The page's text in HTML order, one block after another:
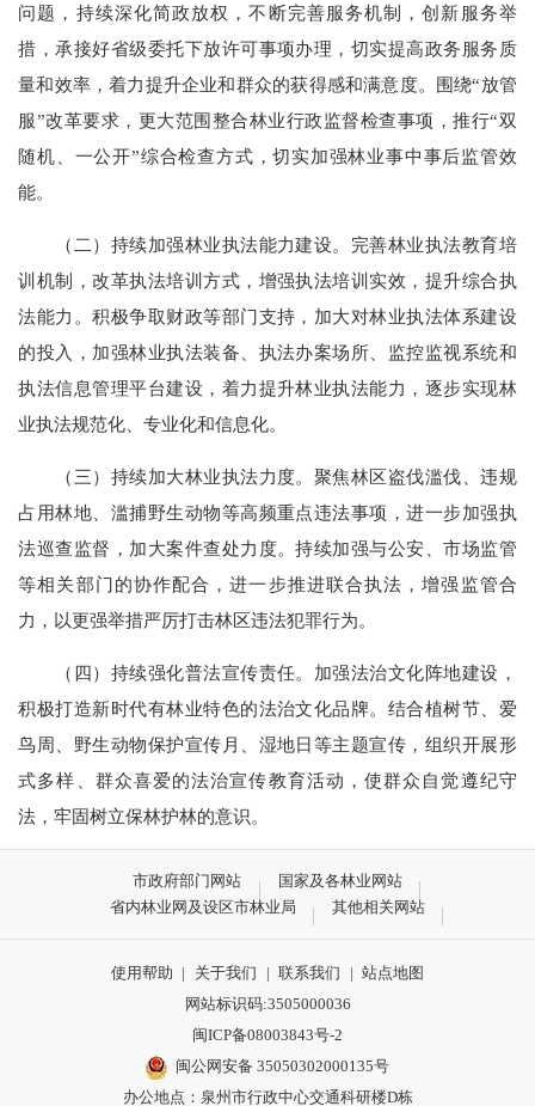
问题，持续深化简政放权，不断完善服务机制，创新服务举
措，承接好省级委托下放许可事项办理，切实提高政务服务质
量和效率，着力提升企业和群众的获得感和满意度。围绕“放管
服”改革要求，更大范围整合林业行政监督检查事项，推行“双
随机、一公开”综合检查方式，切实加强林业事中事后监管效
能。
（二）持续加强林业执法能力建设。完善林业执法教育培
训机制，改革执法培训方式，增强执法培训实效，提升综合执
法能力。积极争取财政等部门支持，加大对林业执法体系建设
的投入，加强林业执法装备、执法办案场所、监控监视系统和
执法信息管理平台建设，着力提升林业执法能力，逐步实现林
业执法规范化、专业化和信息化。
（三）持续加大林业执法力度。聚焦林区盗伐滥伐、违规
占用林地、滥捕野生动物等高频重点违法事项，进一步加强执
法巡查监督，加大案件查处力度。持续加强与公安、市场监管
等相关部门的协作配合，进一步推进联合执法，增强监管合
力，以更强举措严厉打击林区违法犯罪行为。
（四）持续强化普法宣传责任。加强法治文化阵地建设，
积极打造新时代有林业特色的法治文化品牌。结合植树节、爱
鸟周、野生动物保护宣传月、湿地日等主题宣传，组织开展形
式多样、群众喜爱的法治宣传教育活动，使群众自觉遵纪守
法，牢固树立保林护林的意识。
市政府部门网站
国家及各林业网站
省内林业网及设区市林业局
其他相关网站
使用帮助 | 关于我们 | 联系我们 | 站点地图
网站标识码:3505000036
闽ICP备08003843号-2
闽公网安备 35050302000135号
办公地点：泉州市行政中心交通科研楼D栋